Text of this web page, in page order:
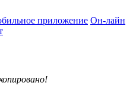
приложение Он-лайн